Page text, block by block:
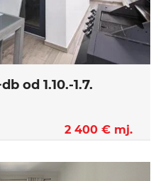
od 1.10.-1.7.
2 400 € mj.